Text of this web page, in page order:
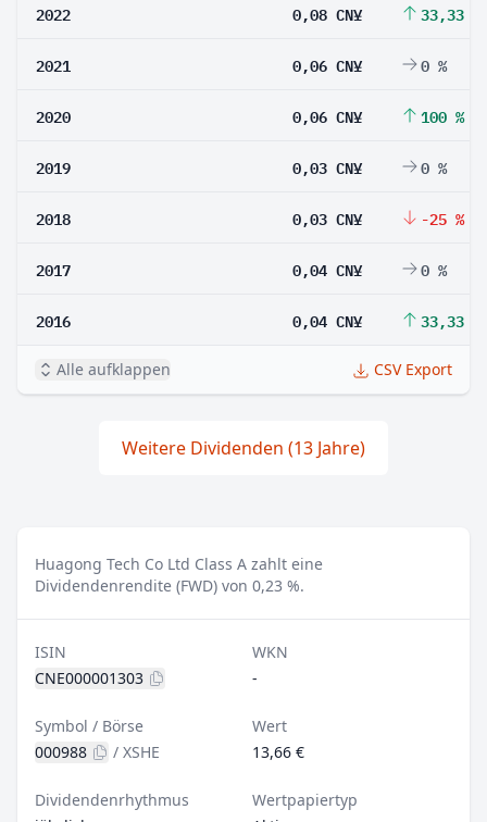
2022 0,08 CN¥ 33,33 %
2021 0,06 CN¥ 0 %
2020 0,06 CN¥ 100 %
2019 0,03 CN¥ 0 %
2018 0,03 CN¥ -25 %
2017 0,04 CN¥ 0 %
2016 0,04 CN¥ 33,33 %
Alle aufklappen CSV Export
Weitere Dividenden (13 Jahre)
Huagong Tech Co Ltd Class A zahlt eine
Dividendenrendite (FWD) von 0,23 %.
ISIN
CNE000001303
WKN
-
Symbol / Börse
000988
/ XSHE
Wert
13,66 €
Dividendenrhythmus
Wertpapiertyp